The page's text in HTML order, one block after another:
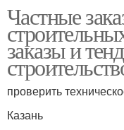
Частные
заказы и
проверить
Казань